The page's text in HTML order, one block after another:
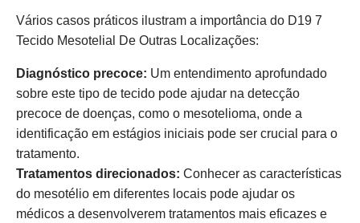
Vários casos práticos ilustram a importância do D19 7
Tecido Mesotelial De Outras Localizações:
Diagnóstico precoce: Um entendimento aprofundado
sobre este tipo de tecido pode ajudar na detecção
precoce de doenças, como o mesotelioma, onde a
identificação em estágios iniciais pode ser crucial para o
tratamento.
Tratamentos direcionados: Conhecer as características
do mesotélio em diferentes locais pode ajudar os
médicos a desenvolverem tratamentos mais eficazes e